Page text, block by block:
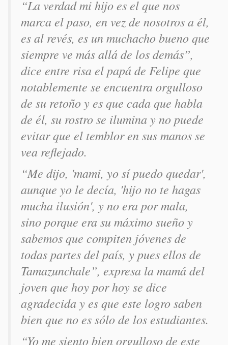
“La verdad mi hijo es el que nos
marca el paso, en vez de nosotros a él,
es al revés, es un muchacho bueno que
siempre ve más allá de los demás”,
dice entre risa el papá de Felipe que
notablemente se encuentra orgulloso
de su retoño y es que cada que habla
de él, su rostro se ilumina y no puede
evitar que el temblor en sus manos se
vea reflejado.
“Me dijo, 'mami, yo sí puedo quedar',
aunque yo le decía, 'hijo no te hagas
mucha ilusión', y no era por mala,
sino porque era su máximo sueño y
sabemos que compiten jóvenes de
todas partes del país, y pues ellos de
Tamazunchale”, expresa la mamá del
joven que hoy por hoy se dice
agradecida y es que este logro saben
bien que no es sólo de los estudiantes.
“Yo me siento bien orgulloso de este